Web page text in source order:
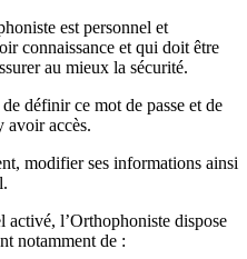
est personnel et
connaissance et qui doit être
au mieux la sécurité.
définir ce mot de passe et de
avoir accès.
modifier ses informations ainsi
l’Orthophoniste dispose
notamment de :